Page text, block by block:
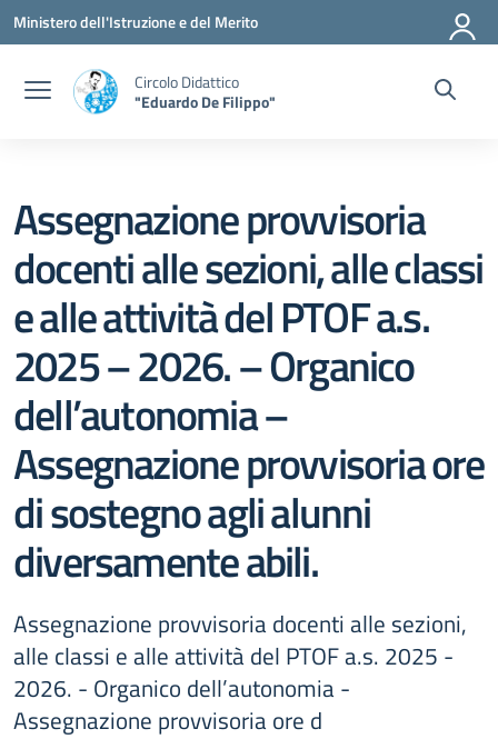
Vai ai contenuti
Vai al menu di navigazione
Vai al footer
Ministero dell'Istruzione e del Merito
Circolo Didattico
"Eduardo De Filippo"
Assegnazione provvisoria
docenti alle sezioni, alle classi
e alle attività del PTOF a.s.
2025 – 2026. – Organico
dell’autonomia –
Assegnazione provvisoria ore
di sostegno agli alunni
diversamente abili.
Assegnazione provvisoria docenti alle sezioni,
alle classi e alle attività del PTOF a.s. 2025 -
2026. - Organico dell’autonomia -
Assegnazione provvisoria ore d